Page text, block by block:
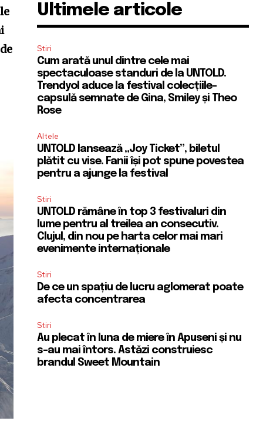
Ultimele articole
Stiri
Cum arată unul dintre cele mai
spectaculoase standuri de la UNTOLD.
Trendyol aduce la festival colecțiile-
capsulă semnate de Gina, Smiley și Theo
Rose
Altele
UNTOLD lansează „Joy Ticket”, biletul
plătit cu vise. Fanii își pot spune povestea
pentru a ajunge la festival
Stiri
UNTOLD rămâne în top 3 festivaluri din
lume pentru al treilea an consecutiv.
Clujul, din nou pe harta celor mai mari
evenimente internaționale
Stiri
De ce un spațiu de lucru aglomerat poate
afecta concentrarea
Stiri
Au plecat în luna de miere în Apuseni și nu
s-au mai întors. Astăzi construiesc
brandul Sweet Mountain